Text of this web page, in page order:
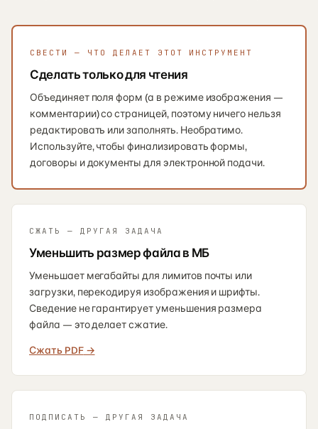
СВЕСТИ — ЧТО ДЕЛАЕТ ЭТОТ ИНСТРУМЕНТ
Сделать только для чтения
Объединяет поля форм (а в режиме изображения —
комментарии) со страницей, поэтому ничего нельзя
редактировать или заполнять. Необратимо.
Используйте, чтобы финализировать формы,
договоры и документы для электронной подачи.
СЖАТЬ — ДРУГАЯ ЗАДАЧА
Уменьшить размер файла в МБ
Уменьшает мегабайты для лимитов почты или
загрузки, перекодируя изображения и шрифты.
Сведение не гарантирует уменьшения размера
файла — это делает сжатие.
Сжать PDF→
ПОДПИСАТЬ — ДРУГАЯ ЗАДАЧА